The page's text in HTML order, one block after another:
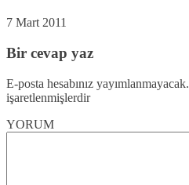
7 Mart 2011
Bir cevap yaz
E-posta hesabınız yayımlanmayacak.
işaretlenmişlerdir
YORUM